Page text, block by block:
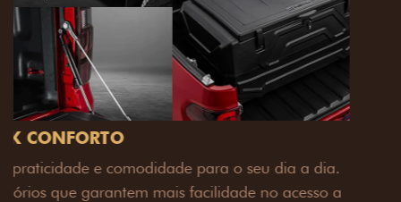
PACK OFF-ROAD
Prepare sua picape para qualquer desafio. O Pack
off-road combina engate de reboque para até 3,5